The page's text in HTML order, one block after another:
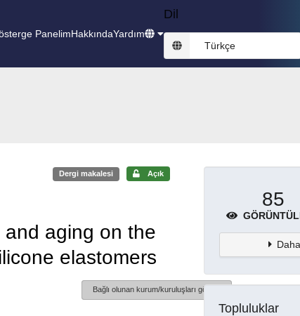
PanelimHakkındaYardım
Dil
Türkçe
Dergi makalesi Açık
aging on the
elastomers
Bağlı olunan kurum/kuruluşları göster
85
Topluluklar